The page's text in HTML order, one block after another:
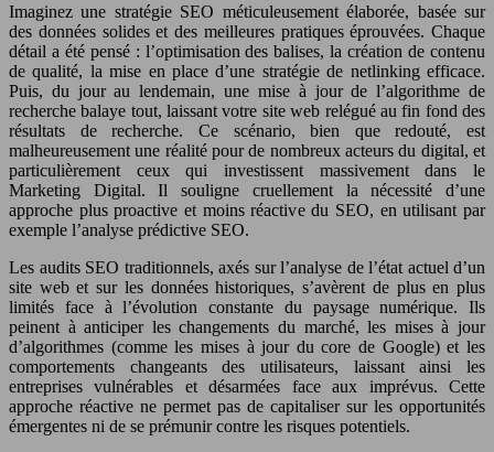
Imaginez une stratégie SEO méticuleusement élaborée, basée sur
des données solides et des meilleures pratiques éprouvées. Chaque
détail a été pensé : l’optimisation des balises, la création de contenu
de qualité, la mise en place d’une stratégie de netlinking efficace.
Puis, du jour au lendemain, une mise à jour de l’algorithme de
recherche balaye tout, laissant votre site web relégué au fin fond des
résultats de recherche. Ce scénario, bien que redouté, est
malheureusement une réalité pour de nombreux acteurs du digital, et
particulièrement ceux qui investissent massivement dans le
Marketing Digital. Il souligne cruellement la nécessité d’une
approche plus proactive et moins réactive du SEO, en utilisant par
exemple l’analyse prédictive SEO.
Les audits SEO traditionnels, axés sur l’analyse de l’état actuel d’un
site web et sur les données historiques, s’avèrent de plus en plus
limités face à l’évolution constante du paysage numérique. Ils
peinent à anticiper les changements du marché, les mises à jour
d’algorithmes (comme les mises à jour du core de Google) et les
comportements changeants des utilisateurs, laissant ainsi les
entreprises vulnérables et désarmées face aux imprévus. Cette
approche réactive ne permet pas de capitaliser sur les opportunités
émergentes ni de se prémunir contre les risques potentiels.